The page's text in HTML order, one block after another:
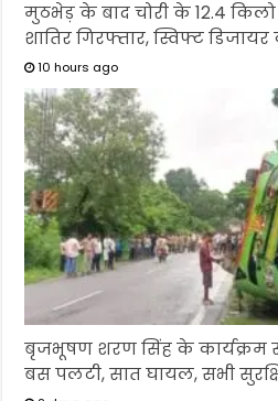
मुठभेड़ के बाद चोरी के 12.4
शातिर गिरफ्तार, स्विफ्ट
10 hours ago
बृजभूषण शरण सिंह के कार्यक्रम
बस पलटी, सात घायल, सभी